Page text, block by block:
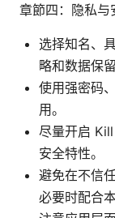
章節四：隐私与
选择知名、
略和数据保留
使用强密码
用。
尽量开启
安全特性。
避免在不信
必要时配合